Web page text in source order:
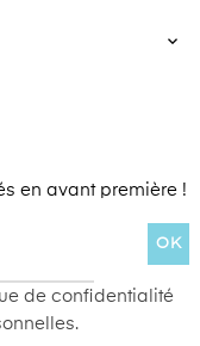

en avant première !
OK
de confidentialité